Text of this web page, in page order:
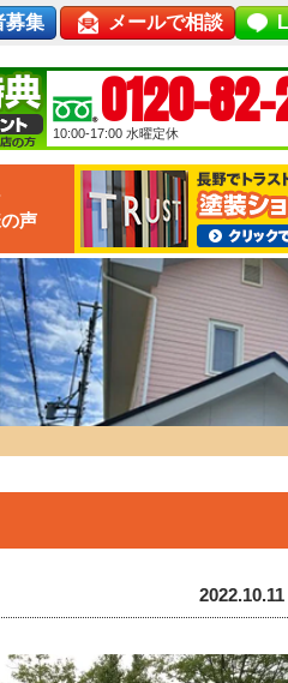
募集 メールで相談
0120-
10:00-17:00 水曜定休
声